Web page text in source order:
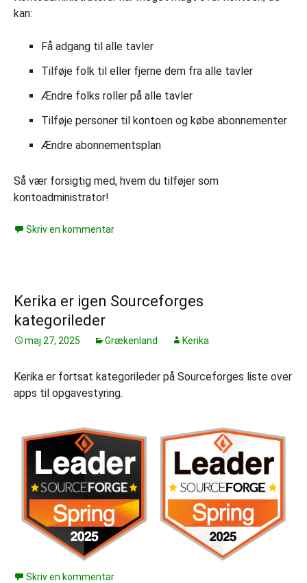
kan:
Få adgang til alle tavler
Tilføje folk til eller fjerne dem fra alle tavler
Ændre folks roller på alle tavler
Tilføje personer til kontoen og købe abonnementer
Ændre abonnementsplan
Så vær forsigtig med, hvem du tilføjer som
kontoadministrator!
Skriv en kommentar
Kerika er igen Sourceforges
kategorileder
maj 27, 2025 Grækenland Kerika
Kerika er fortsat kategorileder på Sourceforges liste over
apps til opgavestyring.
Skriv en kommentar